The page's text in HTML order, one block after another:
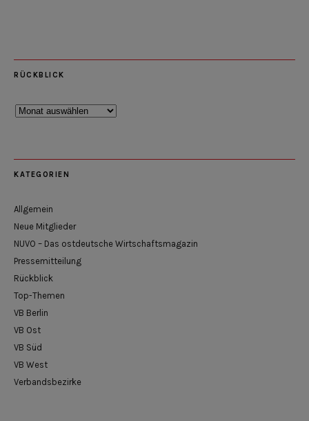
RÜCKBLICK
Rückblick
KATEGORIEN
Allgemein
Neue Mitglieder
NUVO – Das ostdeutsche Wirtschaftsmagazin
Pressemitteilung
Rückblick
Top-Themen
VB Berlin
VB Ost
VB Süd
VB West
Verbandsbezirke